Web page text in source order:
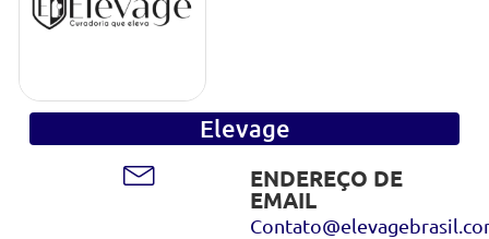
Elevage
ENDEREÇO DE
EMAIL